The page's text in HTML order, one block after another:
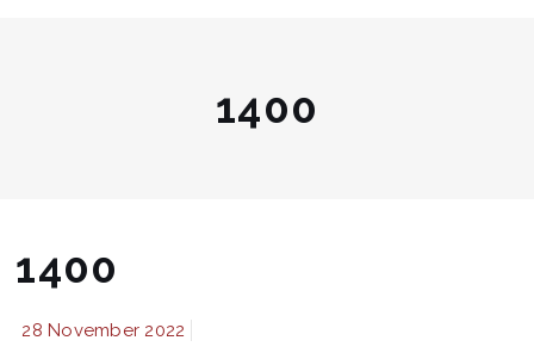
1400
1400
28 November 2022